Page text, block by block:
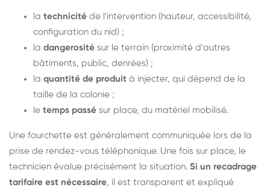
la technicité de l'intervention (hauteur, accessibilité,
configuration du nid) ;
la dangerosité sur le terrain (proximité d'autres
bâtiments, public, denrées) ;
la quantité de produit à injecter, qui dépend de la
taille de la colonie ;
le temps passé sur place, du matériel mobilisé.
Une fourchette est généralement communiquée lors de la
prise de rendez-vous téléphonique. Une fois sur place, le
technicien évalue précisément la situation. Si un recadrage
tarifaire est nécessaire, il est transparent et expliqué